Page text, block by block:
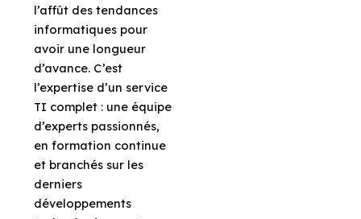
l’affût des tendances
informatiques pour
avoir une longueur
d’avance. C’est
l’expertise d’un service
TI complet : une équipe
d’experts passionnés,
en formation continue
et branchés sur les
derniers
développements